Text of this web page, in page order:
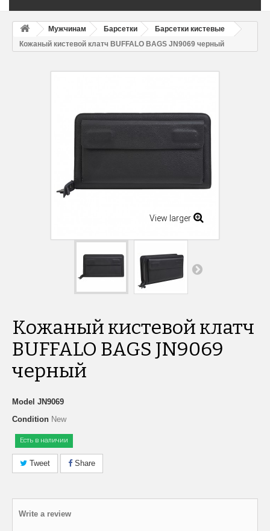
Мужчинам Барсетки
Барсетки кистевые
Кожаный кистевой клатч BUFFALO BAGS JN9069 черный
View larger
Кожаный кистевой клатч
BUFFALO BAGS JN9069
черный
Model JN9069
Condition New
Есть в наличии
Tweet Share
Write a review